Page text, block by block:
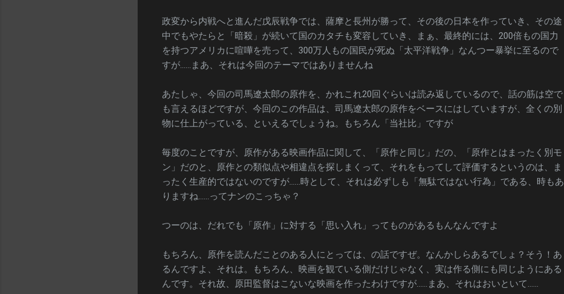
政変から内戦へと進んだ戊辰戦争では、薩摩と長州が勝って、その後の日本を作っていき、その途
中でもやたらと「暗殺」が続いて国のカタチも変容していき、まぁ、最終的には、200倍もの国力
を持つアメリカに喧嘩を売って、300万人もの国民が死ぬ「太平洋戦争」なんつー暴挙に至るので
すが……まあ、それは今回のテーマではありませんね
あたしゃ、今回の司馬遼太郎の原作を、かれこれ20回ぐらいは読み返しているので、話の筋は空で
も言えるほどですが、今回のこの作品は、司馬遼太郎の原作をベースにはしていますが、全くの別
物に仕上がっている、といえるでしょうね。もちろん「当社比」ですが
毎度のことですが、原作がある映画作品に関して、「原作と同じ」だの、「原作とはまったく別モ
ン」だのと、原作との類似点や相違点を探しまくって、それをもってして評価するというのは、ま
ったく生産的ではないのですが……時として、それは必ずしも「無駄ではない行為」である、時もあ
りますね……ってナンのこっちゃ？
つーのは、だれでも「原作」に対する「思い入れ」ってものがあるもんなんですよ
もちろん、原作を読んだことのある人にとっては、の話ですぜ。なんかしらあるでしょ？そう！あ
るんですよ、それは。もちろん、映画を観ている側だけじゃなく、実は作る側にも同じようにある
んです。それ故、原田監督はこないな映画を作ったわけですが……まあ、それはおいといて……